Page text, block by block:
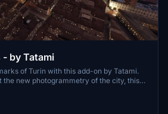
by Tatami
of Turin with this add-on by Tatami.
the new photogrammetry of the city, this
sites like Sacra di San Michele,
medium-quality handcrafted
perfect for VR flying. Install with ease